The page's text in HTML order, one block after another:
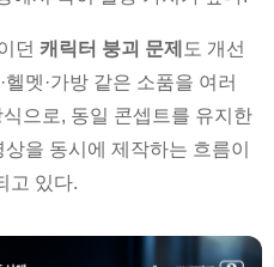
던 캐릭터 붕괴 문제 도 개선
멧·가방 같은 소품을 여러
으로, 동일 콘셉트를 유지한
상을 동시에 제작하는 흐름이
고 있다.